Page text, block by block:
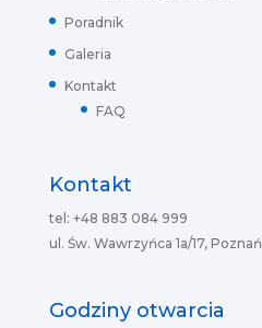
Poradnik
Galeria
Kontakt
FAQ
Kontakt
tel: +48 883 084 999
ul. Św. Wawrzyńca 1a/17, Poznań
Godziny otwarcia